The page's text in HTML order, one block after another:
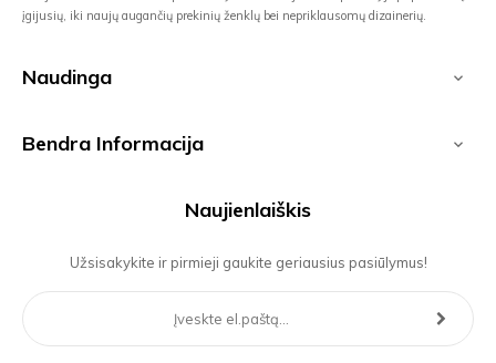
įgijusių, iki naujų augančių prekinių ženklų bei nepriklausomų dizainerių.
Naudinga 
Bendra Informacija 
Naujienlaiškis
Užsisakykite ir pirmieji gaukite geriausius pasiūlymus!